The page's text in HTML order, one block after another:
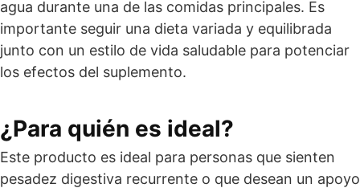
agua durante una de las comidas principales. Es
importante seguir una dieta variada y equilibrada
junto con un estilo de vida saludable para potenciar
los efectos del suplemento.
¿Para quién es ideal?
Este producto es ideal para personas que sienten
pesadez digestiva recurrente o que desean un apoyo